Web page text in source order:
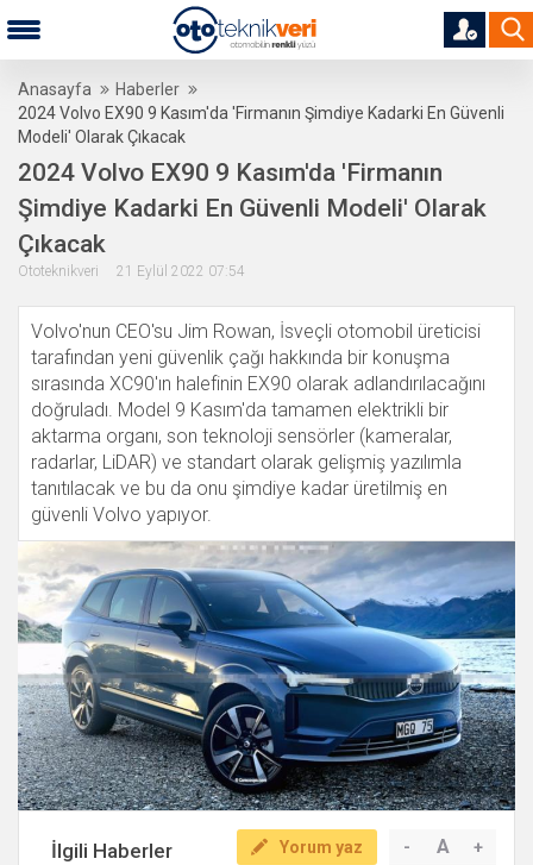
Anasayfa
Haberler
2024 Volvo EX90 9 Kasım'da 'Firmanın Şimdiye Kadarki En Güvenli
Modeli' Olarak Çıkacak
2024 Volvo EX90 9 Kasım'da 'Firmanın
Şimdiye Kadarki En Güvenli Modeli' Olarak
Çıkacak
Ototeknikveri 21 Eylül 2022 07:54
Volvo'nun CEO'su Jim Rowan, İsveçli otomobil üreticisi
tarafından yeni güvenlik çağı hakkında bir konuşma
sırasında XC90'ın halefinin EX90 olarak adlandırılacağını
doğruladı. Model 9 Kasım'da tamamen elektrikli bir
aktarma organı, son teknoloji sensörler (kameralar,
radarlar, LiDAR) ve standart olarak gelişmiş yazılımla
tanıtılacak ve bu da onu şimdiye kadar üretilmiş en
güvenli Volvo yapıyor.
- A +
Yorum yaz
İlgili Haberler